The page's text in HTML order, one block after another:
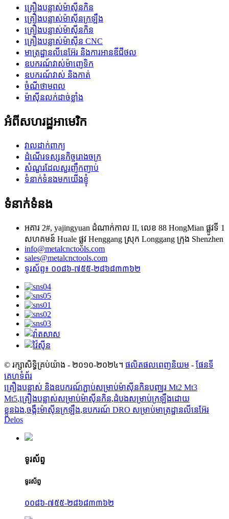
គ្រឿងបន្លាស់ម៉ាស៊ីនកិន
គ្រឿងបន្លាស់ម៉ាស៊ីនក្រឡឹង
គ្រឿងបន្លាស់ម៉ាស៊ីនកិន
គ្រឿងបន្លាស់ម៉ាស៊ីន CNC
មាត្រដ្ឋានលីនេអ៊ែរ និងការអានឌីជីថល
ឧបករណ៍វាស់ម៉ាញេទិក
ឧបករណ៍វាស់ និងកាត់
ចំណីថាមពល
ម៉ាស៊ីនលក់ដាច់ខ្លាំង
អំពី​សហរដ្ឋអាមេរិក
វាលដាក់ពាក្យ
ដំណើរទស្សនកិច្ចរោងចក្រ
សំណួរដែលសួរញឹកញាប់
ទំនាក់ទំនងមកយើងខ្ញុំ
ទំនាក់ទំនង
អគារ 2#, yajingyuan ដំណាក់កាល II, លេខ 88 HongMian ផ្លូវទី 1
សហគមន៍ Huale ផ្លូវ Henggang ស្រុក Longgang ក្រុង Shenzhen
info@metalcnctools.com
sales@metalcnctools.com
ទូរស័ព្ទ៖ ០០៨៦-៧៥៥-២៨៦៨៣៣៦២
© រក្សាសិទ្ធិគ្រប់យ៉ាង - ២០១០-២០២៤។ ផលិតផលពេញនិយម - ផែនទី
គេហទំព័រ
គ្រឿងបន្លាស់ និងឧបករណ៍ភ្ជាប់សម្រាប់ម៉ាស៊ីនកិនបញ្ឈរ Mt2 Mt3
Mt5,គ្រឿងបន្លាស់សម្រាប់ម៉ាស៊ីនកិន,ដំបង​សម្រាប់​ក្រឡឹង​ដោយ​
ខ្លួនឯង,ចង្កឹះ​ម៉ាស៊ីន​ក្រឡឹង,ឧបករណ៍ DRO សម្រាប់មាត្រដ្ឋានលីនេអ៊ែរ
Delos
ទូរស័ព្ទ
ទូរស័ព្ទ
០០៨៦-៧៥៥-២៨៦៨៣៣៦២